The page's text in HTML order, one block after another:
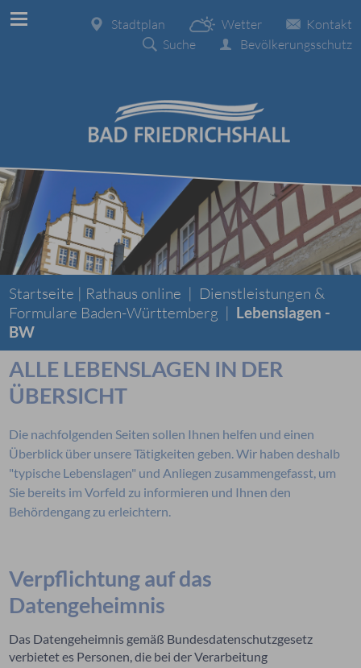
Kontakt
Wetter
Stadtplan
Bevölkerungsschutz
Suche
Startseite | Rathaus online | Dienstleistungen &
Formulare Baden-Württemberg | Lebenslagen -
BW
ALLE LEBENSLAGEN IN DER
ÜBERSICHT
Die nachfolgenden Seiten sollen Ihnen helfen und einen
Überblick über unsere Tätigkeiten geben. Wir haben deshalb
"typische Lebenslagen" und Anliegen zusammengefasst, um
Sie bereits im Vorfeld zu informieren und Ihnen den
Behördengang zu erleichtern.
Verpflichtung auf das
Datengeheimnis
Das Datengeheimnis gemäß Bundesdatenschutzgesetz
verbietet es Personen, die bei der Verarbeitung